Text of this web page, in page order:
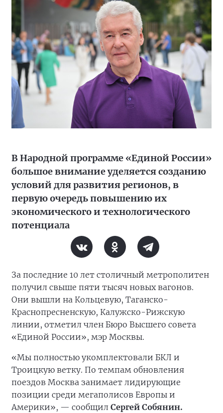
В Народной программе «Единой России»
большое внимание уделяется созданию
условий для развития регионов, в
первую очередь повышению их
экономического и технологического
потенциала
За последние 10 лет столичный метрополитен
получил свыше пяти тысяч новых вагонов.
Они вышли на Кольцевую, Таганско-
Краснопресненскую, Калужско-Рижскую
линии, отметил член Бюро Высшего совета
«Единой России», мэр Москвы.
«Мы полностью укомплектовали БКЛ и
Троицкую ветку. По темпам обновления
поездов Москва занимает лидирующие
позиции среди мегаполисов Европы и
Америки», — сообщил Сергей Собянин.